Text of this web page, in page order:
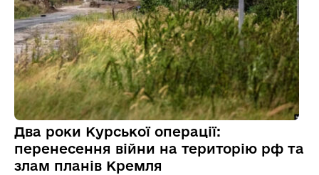
Два роки Курської операції:
перенесення війни на територію рф та
злам планів Кремля